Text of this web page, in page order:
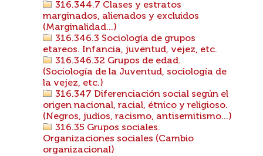
316.344.7 Clases y estratos
marginados, alienados y excluidos
(Marginalidad...)
316.346.3 Sociología de grupos
etareos. Infancia, juventud, vejez, etc.
316.346.32 Grupos de edad.
(Sociología de la Juventud, sociología de
la vejez, etc.)
316.347 Diferenciación social según el
origen nacional, racial, étnico y religioso.
(Negros, judíos, racismo, antisemitismo...)
316.35 Grupos sociales.
Organizaciones sociales (Cambio
organizacional)